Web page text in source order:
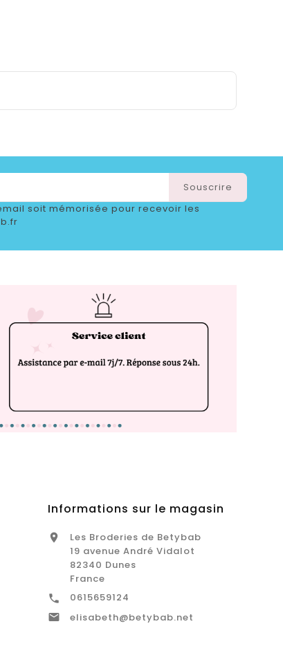
soit mémorisée pour recevoir les
Informations sur le magasin

Les Broderies de Betybab
19 avenue André Vidalot
82340 Dunes
France
 0615659124
 elisabeth@betybab.net